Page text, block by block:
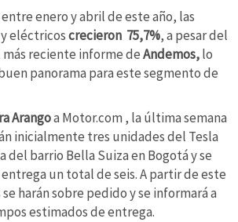
enero y abril de este año, las
eléctricoscrecieron 75,7%, a pesar del
más reciente informe deAndemos,lo
panorama para este segmento de
Arangoa Motor.com , la última semana
inicialmente tres unidades del Tesla
del barrio Bella Suiza en Bogotá y se
un total de seis. A partir de este
harán sobre pedido y se informará a
estimados de entrega.